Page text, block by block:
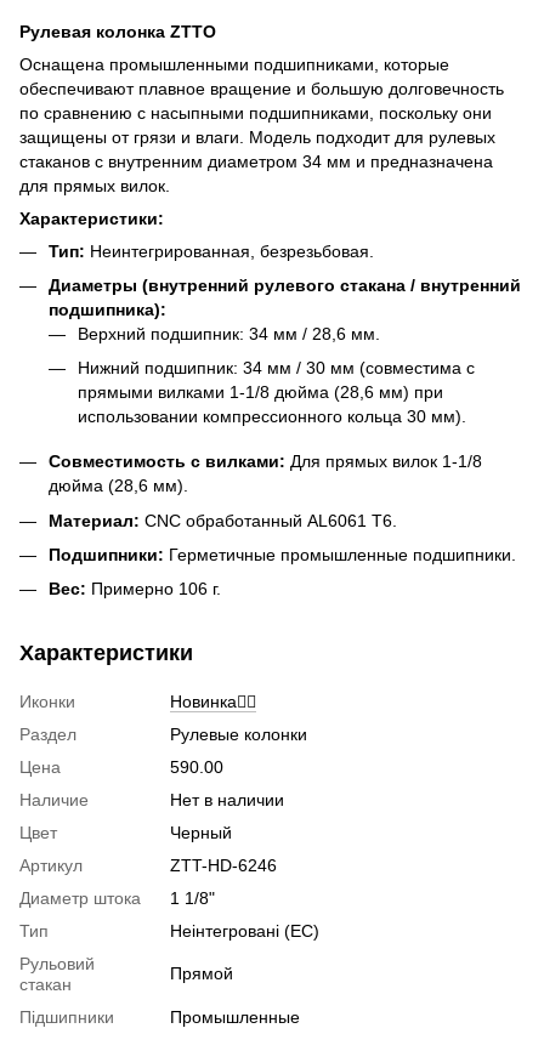
Рулевая колонка ZTTO
Оснащена промышленными подшипниками, которые
обеспечивают плавное вращение и большую долговечность
по сравнению с насыпными подшипниками, поскольку они
защищены от грязи и влаги. Модель подходит для рулевых
стаканов с внутренним диаметром 34 мм и предназначена
для прямых вилок.
Характеристики:
Тип: Неинтегрированная, безрезьбовая.
Диаметры (внутренний рулевого стакана / внутренний
подшипника):
Верхний подшипник: 34 мм / 28,6 мм.
Нижний подшипник: 34 мм / 30 мм (совместима с
прямыми вилками 1-1/8 дюйма (28,6 мм) при
использовании компрессионного кольца 30 мм).
Совместимость с вилками: Для прямых вилок 1-1/8
дюйма (28,6 мм).
Материал: CNC обработанный AL6061 T6.
Подшипники: Герметичные промышленные подшипники.
Вес: Примерно 106 г.
Характеристики
Иконки
Новинка🚴‍♂️
Раздел
Рулевые колонки
Цена
590.00
Наличие
Нет в наличии
Цвет
Черный
Артикул
ZTT-HD-6246
Диаметр штока
1 1/8"
Тип
Неінтегровані (EC)
Рульовий
стакан
Прямой
Підшипники Промышленные